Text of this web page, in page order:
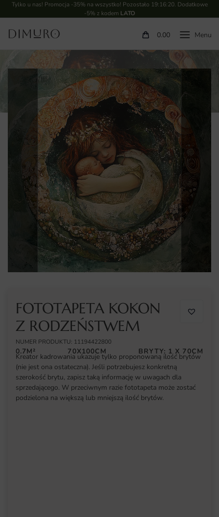
Tylko u nas! Promocja -35% na wszystko! Pozostało 19:16:19. Dodatkowe
-5% z kodem LATO
0.00
FOTOTAPETA KOKON
Z RODZEŃSTWEM
NUMER PRODUKTU: 11194422800
0.7M² 70X100CM BRYTY: 1 X 70CM
Kreator kadrowania ukazuje tylko proponowaną ilość brytów
(nie jest ona ostateczna). Jeśli potrzebujesz konkretną
szerokość brytu, zapisz taką informację w uwagach dla
sprzedającego. W przeciwnym razie fototapeta może zostać
podzielona na większą lub mniejszą ilość brytów.